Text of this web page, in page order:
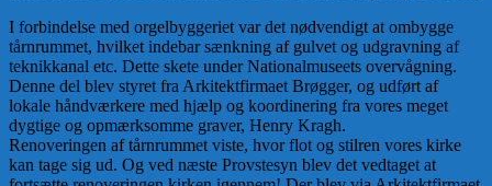
I forbindelse med orgelbyggeriet var det nødvendigt at ombygge
tårnrummet, hvilket indebar sænkning af gulvet og udgravning af
teknikkanal etc. Dette skete under Nationalmuseets overvågning.
Denne del blev styret fra Arkitektfirmaet Brøgger, og udført af
lokale håndværkere med hjælp og koordinering fra vores meget
dygtige og opmærksomme graver, Henry Kragh.
Renoveringen af tårnrummet viste, hvor flot og stilren vores kirke
kan tage sig ud. Og ved næste Provstesyn blev det vedtaget at